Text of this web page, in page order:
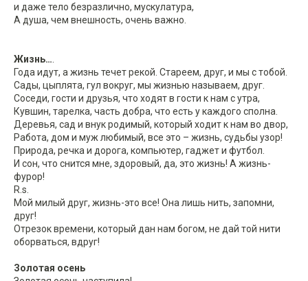
и даже тело безразлично, мускулатура,
А душа, чем внешность, очень важно.
Жизнь…
Года идут, а жизнь течет рекой. Стареем, друг, и мы с тобой.
Сады, цыплята, гул вокруг, мы жизнью называем, друг.
Соседи, гости и друзья, что ходят в гости к нам с утра,
Кувшин, тарелка, часть добра, что есть у каждого сполна.
Деревья, сад и внук родимый, который ходит к нам во двор,
Работа, дом и муж любимый, все это – жизнь, судьбы узор!
Природа, речка и дорога, компьютер, гаджет и футбол.
И сон, что снится мне, здоровый, да, это жизнь! А жизнь-
фурор!
R.s.
Мой милый друг, жизнь-это все! Она лишь нить, запомни,
друг!
Отрезок времени, который дан нам богом, не дай той нити
оборваться, вдруг!
Золотая осень